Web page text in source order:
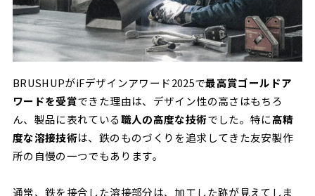
BRUSHUPがiFデザインアワード2025で最高賞ゴールドア
ワードを受賞できた理由は、デザイン性の高さはもちろ
ん、製品に表れている職人の高度な技術でした。特に高精
度な溶接技術は、鉄のものづくりを追求してきた友安製作
所の自慢の一つでもあります。
通常、鉄を接合した溶接部分は、加工した跡が見えてしま